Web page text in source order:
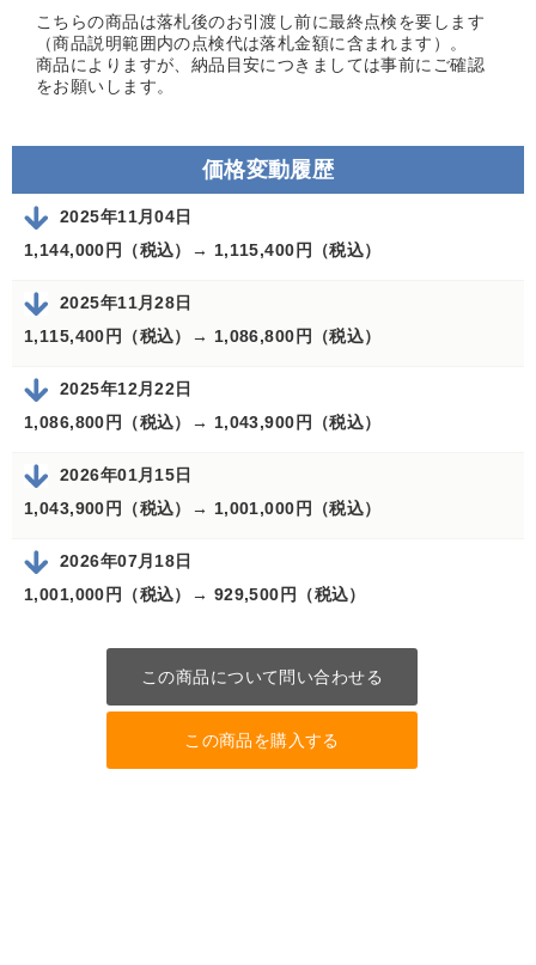
こちらの商品は落札後のお引渡し前に最終点検を要します
（商品説明範囲内の点検代は落札金額に含まれます）。
商品によりますが、納品目安につきましては事前にご確認
をお願いします。
価格変動履歴
2025年11月04日
1,144,000円（税込）→ 1,115,400円（税込）
2025年11月28日
1,115,400円（税込）→ 1,086,800円（税込）
2025年12月22日
1,086,800円（税込）→ 1,043,900円（税込）
2026年01月15日
1,043,900円（税込）→ 1,001,000円（税込）
2026年07月18日
1,001,000円（税込）→ 929,500円（税込）
この商品について問い合わせる
この商品を購入する